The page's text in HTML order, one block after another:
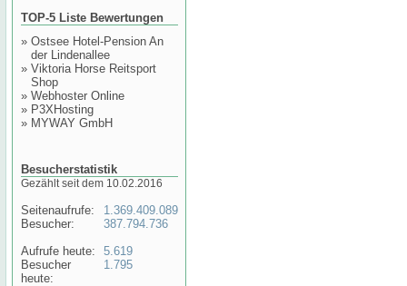
TOP-5 Liste Bewertungen
» Ostsee Hotel-Pension An
der Lindenallee
» Viktoria Horse Reitsport
Shop
» Webhoster Online
» P3XHosting
» MYWAY GmbH
Besucherstatistik
Gezählt seit dem 10.02.2016
Seitenaufrufe:
Besucher:
Aufrufe heute:
Besucher
heute:
1.369.409.089
387.794.736
5.619
1.795